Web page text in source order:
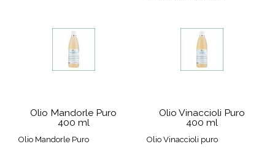
Olio Mandorle Puro
400 ml
Olio Mandorle Puro
Olio Vinaccioli Puro
400 ml
Olio Vinaccioli puro